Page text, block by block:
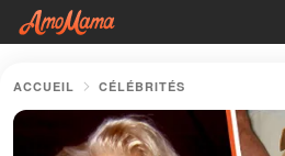
ACCUEIL CÉLÉBRITÉS